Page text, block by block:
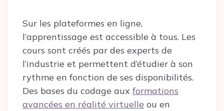
Sur les plateformes en ligne,
l’apprentissage est accessible à tous. Les
cours sont créés par des experts de
l’industrie et permettent d’étudier à son
rythme en fonction de ses disponibilités.
Des bases du codage aux formations
avancées en réalité virtuelle ou en